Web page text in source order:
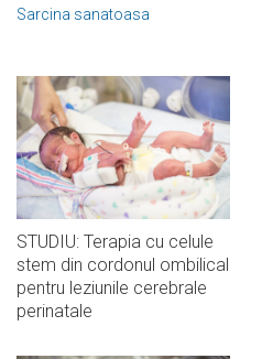
Sarcina sanatoasa
STUDIU: Terapia cu celule
stem din cordonul ombilical
pentru leziunile cerebrale
perinatale